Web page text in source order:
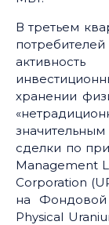
В третьем
хранении
сделки по
Management
Corporation
на
Physical